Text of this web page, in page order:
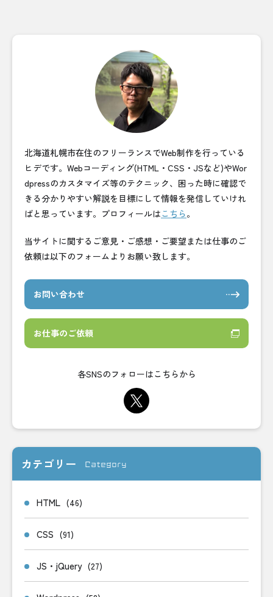
北海道札幌市在住のフリーランスでWeb制作を行っている
ヒデです。Webコーディング(HTML・CSS・JSなど)やWor
dpressのカスタマイズ等のテクニック、困った時に確認で
きる分かりやすい解説を目標にして情報を発信していけれ
ばと思っています。プロフィールはこちら。
当サイトに関するご意見・ご感想・ご要望または仕事のご
依頼は以下のフォームよりお願い致します。
お問い合わせ
お仕事のご依頼
各SNSのフォローはこちらから
カテゴリー Category
HTML (46)
CSS (91)
JS・jQuery (27)